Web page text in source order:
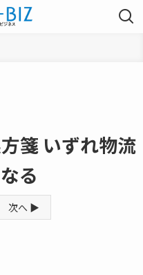
箋 いずれ物流
る
次へ ▶